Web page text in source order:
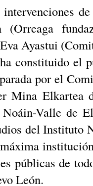
intervenciones
(Orreaga
Ayastui
constituido el
por el
Mina Elkartea
Valle de
del Instituto
públicas de
León.